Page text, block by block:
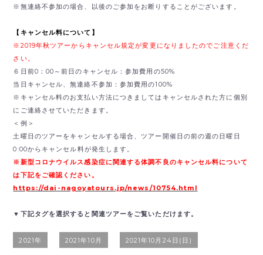
※無連絡不参加の場合、以後のご参加をお断りすることがございます。
【キャンセル料について】
※2019年秋ツアーからキャンセル規定が変更になりましたのでご注意くだ
さい。
６日前0：00～前日のキャンセル：参加費用の50%
当日キャンセル、無連絡不参加：参加費用の100%
※キャンセル料のお支払い方法につきましてはキャンセルされた方に個別
にご連絡させていただきます。
＜例＞
土曜日のツアーをキャンセルする場合、ツアー開催日の前の週の日曜日
0:00からキャンセル料が発生します。
※新型コロナウイルス感染症に関連する体調不良のキャンセル料について
は下記をご確認ください。
https://dai-nagoyatours.jp/news/10754.html
▼下記タグを選択すると関連ツアーをご覧いただけます。
2021年 2021年10月 2021年10月24日(日)